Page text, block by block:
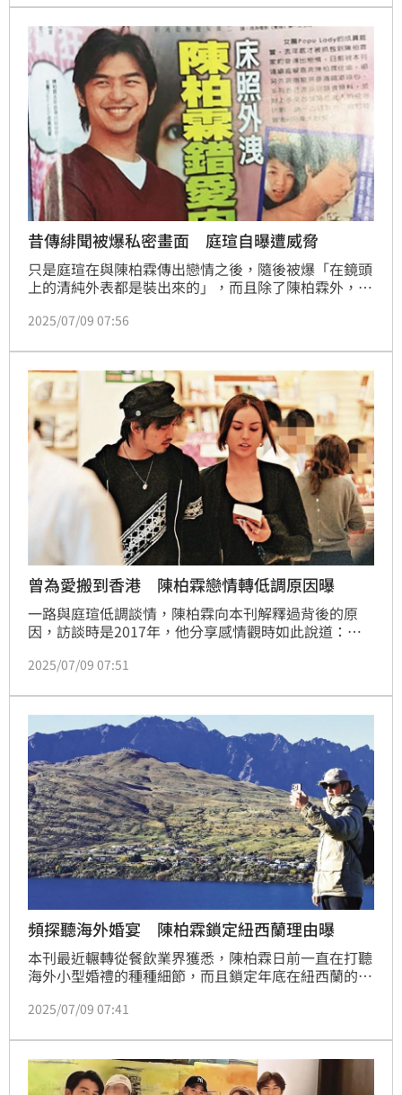
昔傳緋聞被爆私密畫面 庭瑄自曝遭威脅
只是庭瑄在與陳柏霖傳出戀情之後，隨後被爆「在鏡頭
上的清純外表都是裝出來的」，而且除了陳柏霖外，還
柏霖『錯愛肉食女』」報導此一事件，只是庭瑄方面回
鎖起來的私密畫面，而且她還受到威脅。
2025/07/09 07:56
曾為愛搬到香港 陳柏霖戀情轉低調原因曝
一路與庭瑄低調談情，陳柏霖向本刊解釋過背後的原
因，訪談時是2017年，他分享感情觀時如此說道：
說，很無聊，干我屁事，我不想看到這個新聞，那我就
論。」
2025/07/09 07:51
頻探聽海外婚宴 陳柏霖鎖定紐西蘭理由曝
本刊最近輾轉從餐飲業界獲悉，陳柏霖日前一直在打聽
海外小型婚禮的種種細節，而且鎖定年底在紐西蘭的可
是，41歲的陳柏霖已經開啟人夫倒數的模式了。
2025/07/09 07:41